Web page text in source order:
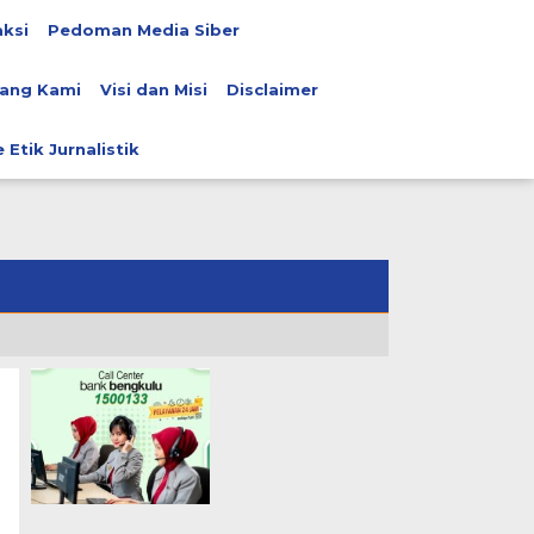
Pedoman Media Siber
Kami Visi dan Misi Disclaimer
Etik Jurnalistik